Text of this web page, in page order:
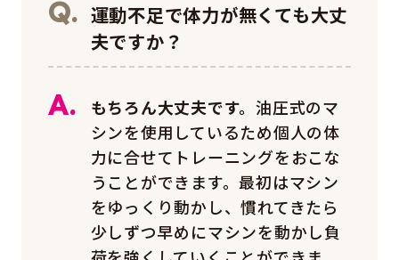
運動不足で体力が無くても大丈
夫ですか？
もちろん大丈夫です。油圧式のマ
シンを使用しているため個人の体
力に合せてトレーニングをおこな
うことができます。最初はマシン
をゆっくり動かし、慣れてきたら
少しずつ早めにマシンを動かし負